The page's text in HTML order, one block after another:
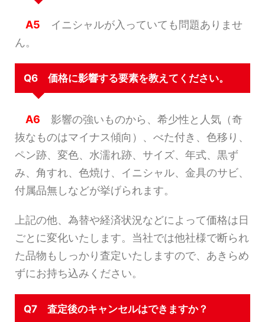
A5 イニシャルが入っていても問題ありませ
ん。
Q6 価格に影響する要素を教えてください。
A6 影響の強いものから、希少性と人気（奇
抜なものはマイナス傾向）、べた付き、色移り、
ペン跡、変色、水濡れ跡、サイズ、年式、黒ず
み、角すれ、色焼け、イニシャル、金具のサビ、
付属品無しなどが挙げられます。
上記の他、為替や経済状況などによって価格は日
ごとに変化いたします。当社では他社様で断られ
た品物もしっかり査定いたしますので、あきらめ
ずにお持ち込みください。
Q7 査定後のキャンセルはできますか？